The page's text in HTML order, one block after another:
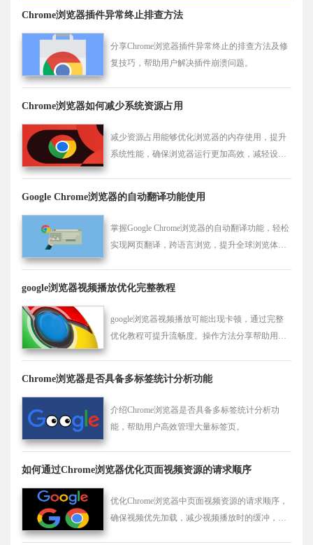
Chrome浏览器插件异常终止排查方法
分享Chrome浏览器插件异常终止的排查方法及修
复技巧，帮助用户解决插件崩溃问题。
Chrome浏览器如何减少系统资源占用
减少资源占用能够优化浏览器的内存使用，提升
系统性能，确保浏览器运行更加高效，减轻设备
Google Chrome浏览器的自动翻译功能使用
掌握Google Chrome浏览器的自动翻译功能，轻松
实现网页翻译，跨语言浏览，提升全球浏览体
google浏览器视频播放优化完整教程
google浏览器视频播放可能出现卡顿，通过完整
优化教程可提升流畅度。操作方法分享帮助用户
Chrome浏览器是否具备多标签统计分析功能
介绍Chrome浏览器是否具备多标签统计分析功
能，帮助用户高效管理大量标签页。
如何通过Chrome浏览器优化页面视频资源的请求顺序
优化Chrome浏览器中页面视频资源的请求顺序，
确保视频优先加载，减少视频播放时的缓冲，提